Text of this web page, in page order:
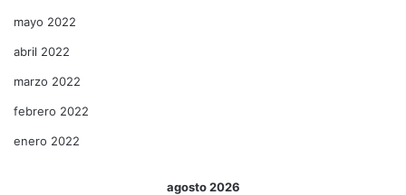
mayo 2022
abril 2022
marzo 2022
febrero 2022
enero 2022
agosto 2026